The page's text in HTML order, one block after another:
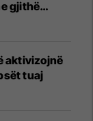
gjithë
aktivizojnë
tuaj